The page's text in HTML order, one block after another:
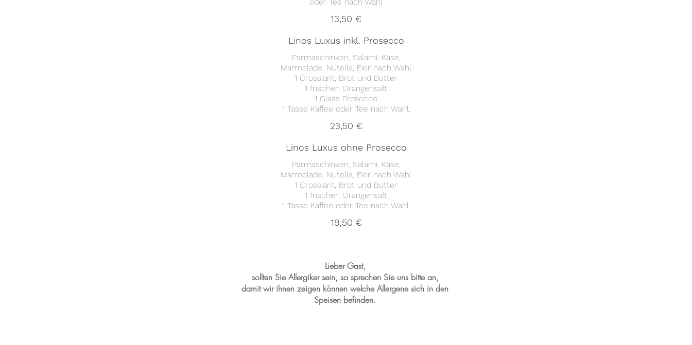
13,50 €
Linos Luxus inkl. Prosecco
Parmaschinken, Salami, Käse,
Marmelade, Nutella, Eier nach Wahl
1 Crossiant, Brot und Butter
1 frischen Orangensaft
1 Glass Prosecco
23,50 €
Linos Luxus ohne Prosecco
Parmaschinken, Salami, Käse,
Marmelade, Nutella, Eier nach Wahl
1 Crossiant, Brot und Butter
1 frischen Orangensaft
19,50 €
Lieber Gast,
sollten Sie Allergiker sein, so sprechen Sie uns bitte an,
damit wir ihnen zeigen können welche Allergene sich in den
Speisen befinden.